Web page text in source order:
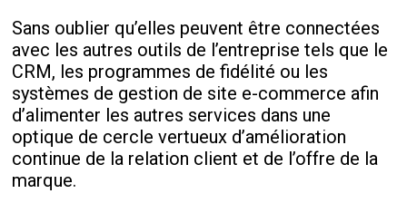
Sans oublier qu’elles peuvent être connectées
avec les autres outils de l’entreprise tels que le
CRM, les programmes de fidélité ou les
systèmes de gestion de site e-commerce afin
d’alimenter les autres services dans une
optique de cercle vertueux d’amélioration
continue de la relation client et de l’offre de la
marque.